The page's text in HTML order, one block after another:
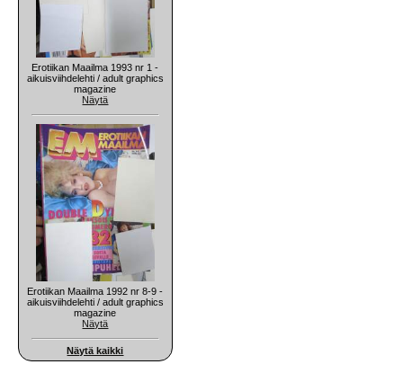
Erotiikan Maailma 1993 nr 1 -
aikuisviihdelehti / adult graphics
magazine
Näytä
Erotiikan Maailma 1992 nr 8-9 -
aikuisviihdelehti / adult graphics
magazine
Näytä
Näytä kaikki